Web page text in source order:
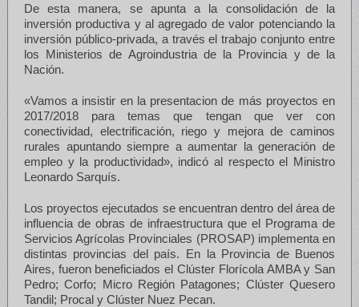
De esta manera, se apunta a la consolidación de la
inversión productiva y al agregado de valor potenciando la
inversión público-privada, a través el trabajo conjunto entre
los Ministerios de Agroindustria de la Provincia y de la
Nación.
«Vamos a insistir en la presentacion de más proyectos en
2017/2018 para temas que tengan que ver con
conectividad, electrificación, riego y mejora de caminos
rurales apuntando siempre a aumentar la generación de
empleo y la productividad», indicó al respecto el Ministro
Leonardo Sarquís.
Los proyectos ejecutados se encuentran dentro del área de
influencia de obras de infraestructura que el Programa de
Servicios Agrícolas Provinciales (PROSAP) implementa en
distintas provincias del país. En la Provincia de Buenos
Aires, fueron beneficiados el Clúster Florícola AMBA y San
Pedro; Corfo; Micro Región Patagones; Clúster Quesero
Tandil; Procal y Clúster Nuez Pecan.